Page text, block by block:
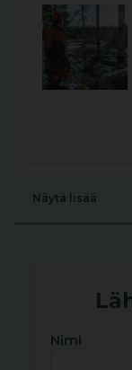
Näytä lisää
Nimi